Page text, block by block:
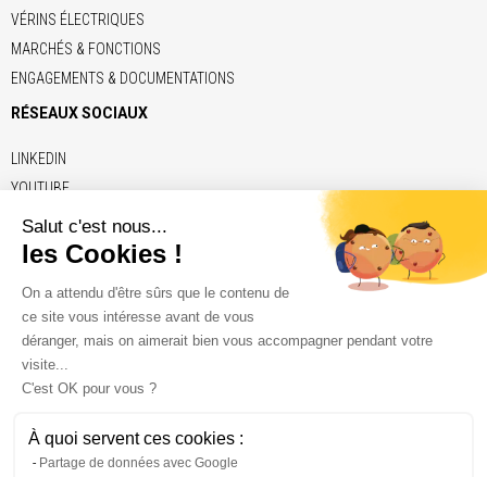
VÉRINS ÉLECTRIQUES
MARCHÉS & FONCTIONS
ENGAGEMENTS & DOCUMENTATIONS
RÉSEAUX SOCIAUX
LINKEDIN
YOUTUBE
LIENS
ADE
BRECO
CONTITECH
ELERO
KENDRION
VETTER